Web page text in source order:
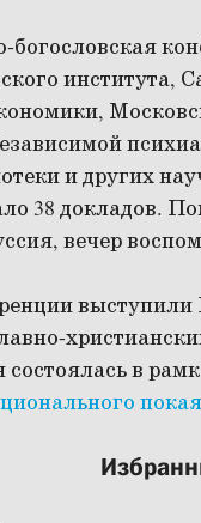
института,
и других
38 докладов.
вечер
выступили
в